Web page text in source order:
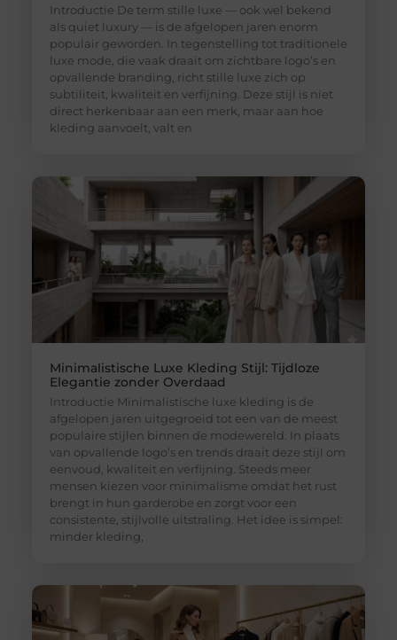
Introductie De term stille luxe — ook wel bekend
als quiet luxury — is de afgelopen jaren enorm
populair geworden. In tegenstelling tot traditionele
luxe mode, die vaak draait om zichtbare logo’s en
opvallende branding, richt stille luxe zich op
subtiliteit, kwaliteit en verfijning. Deze stijl is niet
direct herkenbaar aan een merk, maar aan hoe
kleding aanvoelt, valt en
Minimalistische Luxe Kleding Stijl: Tijdloze
Elegantie zonder Overdaad
Introductie Minimalistische luxe kleding is de
afgelopen jaren uitgegroeid tot een van de meest
populaire stijlen binnen de modewereld. In plaats
van opvallende logo’s en trends draait deze stijl om
eenvoud, kwaliteit en verfijning. Steeds meer
mensen kiezen voor minimalisme omdat het rust
brengt in hun garderobe en zorgt voor een
consistente, stijlvolle uitstraling. Het idee is simpel:
minder kleding,